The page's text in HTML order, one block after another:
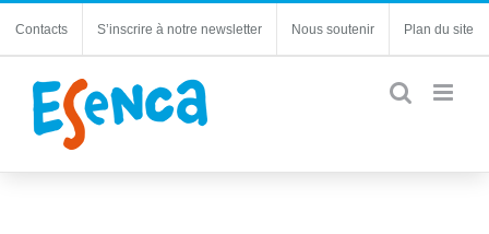
Contacts S’inscrire à notre newsletter Nous soutenir Plan du site